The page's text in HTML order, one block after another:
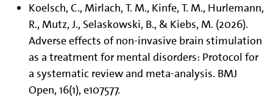
Koelsch, C., Mirlach, T. M., Kinfe, T. M., Hurlemann,
R., Mutz, J., Selaskowski, B., & Kiebs, M. (2026).
Adverse effects of non-invasive brain stimulation
as a treatment for mental disorders: Protocol for
a systematic review and meta-analysis. BMJ
Open, 16(1), e107577.